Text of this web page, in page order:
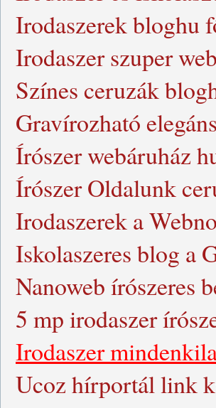
Irodaszerek bloghu
Irodaszer szuper
Színes ceruzák
Gravírozható
Írószer webáruház
Írószer Oldalunk
Irodaszerek a
Iskolaszeres blog a
Nanoweb írószeres
5 mp irodaszer
Irodaszer
Ucoz hírportál link